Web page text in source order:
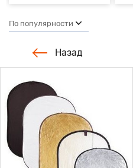
По популярности
Назад